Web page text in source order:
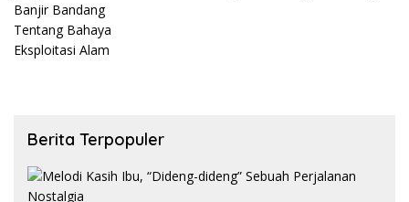
Berita Terpopuler